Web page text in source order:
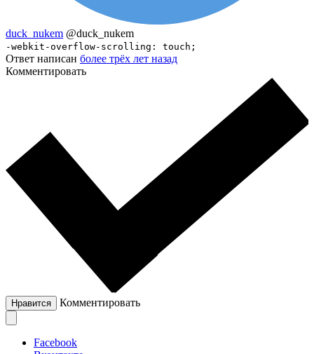
duck_nukem @duck_nukem
-webkit-overflow-scrolling: touch;
Ответ написан более трёх лет назад
Комментировать
Нравится Комментировать
Facebook